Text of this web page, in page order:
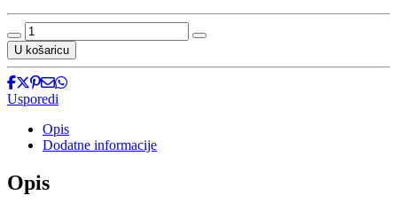
Kuhinjski
digitalni
termometar
30.1054.04
količina
U košaricu
Usporedi
Opis
Dodatne informacije
Opis